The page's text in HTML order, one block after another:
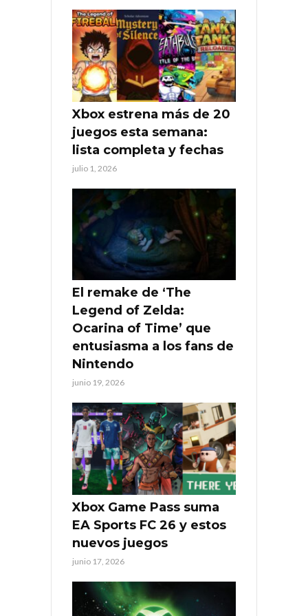
Xbox estrena más de 20
juegos esta semana:
lista completa y fechas
julio 1, 2026
El remake de ‘The
Legend of Zelda:
Ocarina of Time’ que
entusiasma a los fans de
Nintendo
junio 19, 2026
Xbox Game Pass suma
EA Sports FC 26 y estos
nuevos juegos
junio 17, 2026